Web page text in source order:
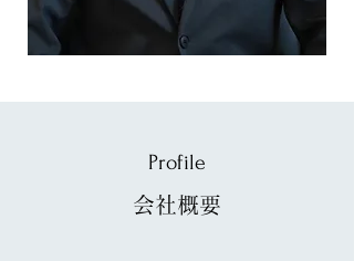
Profile
会社概要